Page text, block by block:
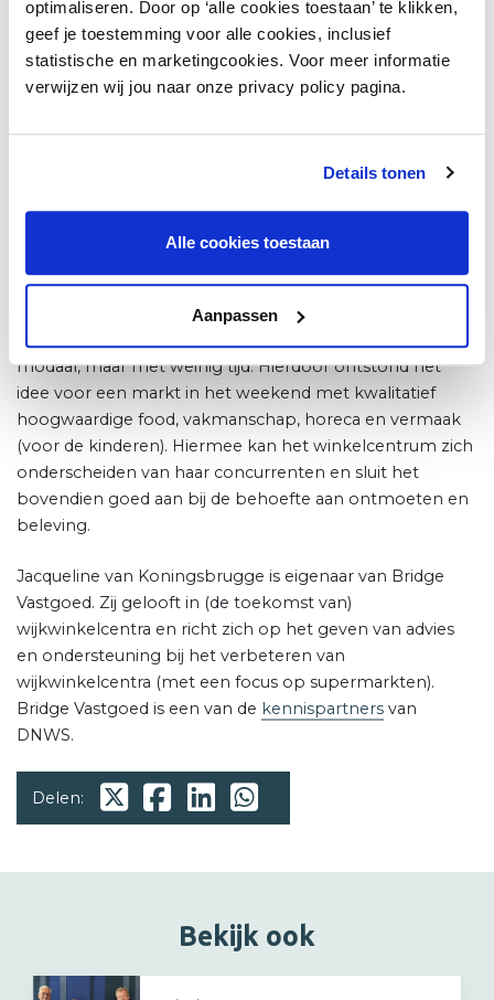
optimaliseren. Door op ‘alle cookies toestaan’ te klikken,
geef je toestemming voor alle cookies, inclusief
statistische en marketingcookies. Voor meer informatie
verwijzen wij jou naar onze privacy policy pagina.
Details tonen
Alle cookies toestaan
Aanpassen
Wipkip
Onlangs maakte ik een mooi voorbeeld mee van een
veel gemaakte (en overigens goedbedoelde!) denkfout.
Het gebeurde tijdens een workshop waarin we met de
centrale plein. Er werd als snel voorgesteld ‘iets voor
kinderen’ te doen; de welbekende wipkip bijvoorbeeld.
Bij het bekijken van het type consumenten in het
vooral ouderen wonen met een modaal of lager
inkomen. Iets verderop in het verzorgingsgebied wonen
juist de jonge gezinnen met een inkomen van twee keer
modaal, maar met weinig tijd. Hierdoor ontstond het
idee voor een markt in het weekend met kwalitatief
hoogwaardige food, vakmanschap, horeca en vermaak
(voor de kinderen). Hiermee kan het winkelcentrum zich
onderscheiden van haar concurrenten en sluit het
bovendien goed aan bij de behoefte aan ontmoeten en
beleving.
Jacqueline van Koningsbrugge is eigenaar van Bridge
Vastgoed. Zij gelooft in (de toekomst van)
wijkwinkelcentra en richt zich op het geven van advies
en ondersteuning bij het verbeteren van
wijkwinkelcentra (met een focus op supermarkten).
Bridge Vastgoed is een van de kennispartners van
DNWS.
Delen:
Bekijk ook